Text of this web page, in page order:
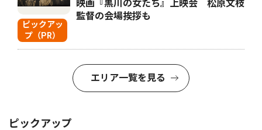
ピックアッ
プ（PR）
映画『黒川の女たち』上映会 松原文枝
監督の会場挨拶も
エリア一覧を見る
ピックアップ